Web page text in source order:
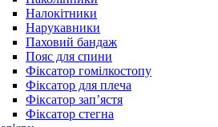
Налокітники
Нарукавники
Паховий бандаж
Пояс для спини
Фіксатор гомілкостопу
Фіксатор для плеча
Фіксатор запʼястя
Фіксатор стегна